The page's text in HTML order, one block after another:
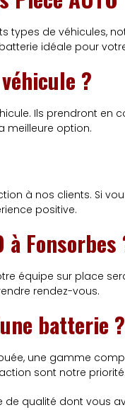
types de véhicules,
idéale pour
?
Ils prendront en
meilleure option.
à nos clients. Si
positive.
Fonsorbes
équipe sur place
rendez-vous.
batterie ?
une gamme
sont notre priorité.
qualité dont vous